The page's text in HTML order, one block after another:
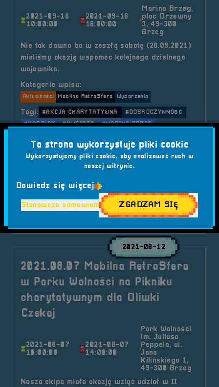
2021-09-18
10:00:00
2021-09-18
16:00:00
Marina Brzeg,
plac Drzewny
3, 49-300
Brzeg
Nie tak dawno bo w zeszłą sobotę (28.09.2021)
mieliśmy okazję wspomóc kolejnego dzielnego
wojownika.
Kategorie wpisu:
Aktualności Mobilna RetroSfera Wydarzenia
Tagi: #AKCJA CHARYTATYWNA
#DOBROCZYNNOŚĆ
#KAROLEK
#KWEJSTA
#MARINA BRZEG
#POMOC DLA DZIECI
#SPOŁECZNOŚĆ LOKALNA
#STOWARZYSZENIE RAZEM DLA POWIATU BRZESKIEGO
#WSPARCIE
#WSPARCIE FINANSOWE
#ZBIÓRKA CHARYTATYWNA
o tytule 2021.09.18 Mobilna
2021-08-12
2021.08.07 Mobilna RetroSfera
w Parku Wolności na Pikniku
charytatywnym dla Oliwki
Czekaj
2021-08-07
10:00:00
2021-08-07
14:00:00
Park Wolności
im. Juliusa
Peppela, ul.
Jana
Kilińskiego 1,
49-300 Brzeg
Nasza ekipa miała okazję wziąć udział w II
Ta strona wykorzystuje pliki cookie
Wykorzystujemy pliki cookie, aby analizować ruch w
naszej witrynie.
Dowiedz się więcej
Stanowczo odmawiam ZGADZAM SIĘ